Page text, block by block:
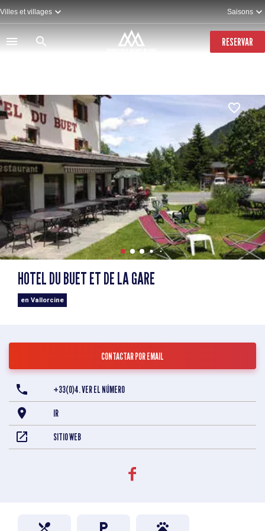
Pasar
al
contenido
principal
Villes et villages Saisons
RESERVAR
HOTEL DU BUET ET DE LA GARE
en Vallorcine
CONTACTAR POR EMAIL
+33(0)4. VER EL NÚMERO
IR
SITIO WEB